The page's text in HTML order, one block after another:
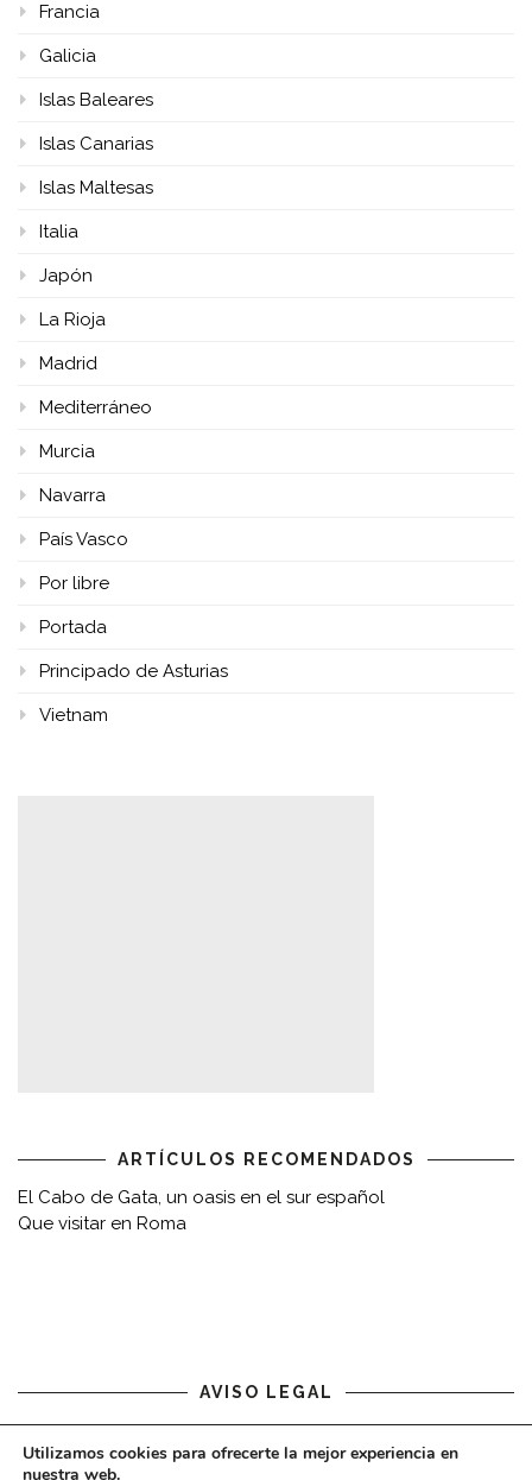
Francia
Galicia
Islas Baleares
Islas Canarias
Islas Maltesas
Italia
Japón
La Rioja
Madrid
Mediterráneo
Murcia
Navarra
País Vasco
Por libre
Portada
Principado de Asturias
Vietnam
ARTÍCULOS RECOMENDADOS
El Cabo de Gata, un oasis en el sur español
Que visitar en Roma
AVISO LEGAL
Aviso legal
Utilizamos cookies para ofrecerte la mejor experiencia en
nuestra web.